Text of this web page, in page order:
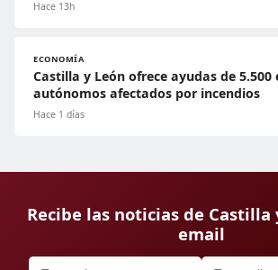
Hace 13h
ECONOMÍA
Castilla y León ofrece ayudas de 5.500
autónomos afectados por incendios
Hace 1 días
Recibe las noticias de Castilla
email